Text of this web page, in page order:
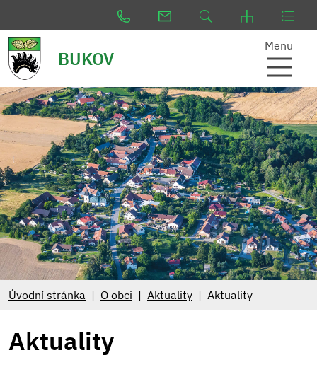
BUKOV
Menu
Úvodní stránka O obci Aktuality Aktuality
Aktuality